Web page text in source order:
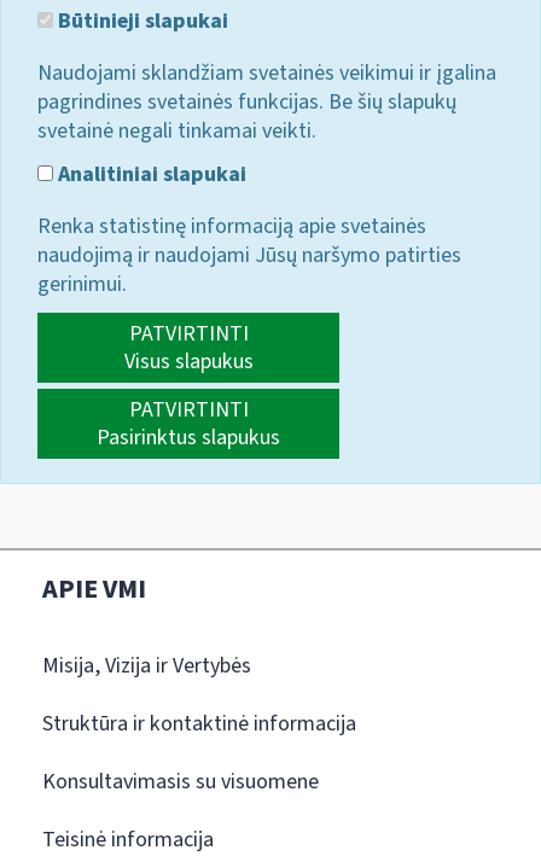
Būtinieji slapukai
Naudojami sklandžiam svetainės veikimui ir įgalina
pagrindines svetainės funkcijas. Be šių slapukų
svetainė negali tinkamai veikti.
Analitiniai slapukai
Renka statistinę informaciją apie svetainės
naudojimą ir naudojami Jūsų naršymo patirties
gerinimui.
PATVIRTINTI
Visus slapukus
PATVIRTINTI
Pasirinktus slapukus
APIE VMI
Misija, Vizija ir Vertybės
Struktūra ir kontaktinė informacija
Konsultavimasis su visuomene
Teisinė informacija